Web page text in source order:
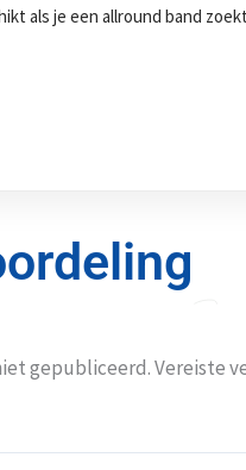
als je een allround band
gepubliceerd.Vereiste